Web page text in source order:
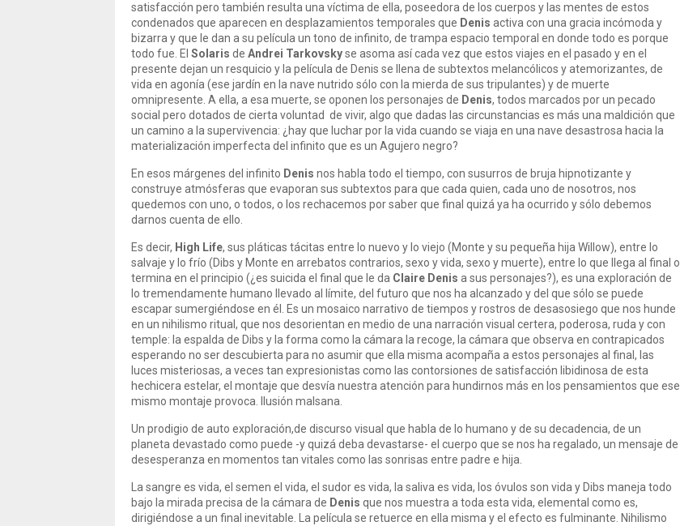
satisfacción pero también resulta una víctima de ella, poseedora de los cuerpos y las mentes de estos
condenados que aparecen en desplazamientos temporales que Denis activa con una gracia incómoda y
bizarra y que le dan a su película un tono de infinito, de trampa espacio temporal en donde todo es porque
todo fue. El Solaris de Andrei Tarkovskyse asoma así cada vez que estos viajes en el pasado y en el
presente dejan un resquicio y la película de Denis se llena de subtextos melancólicos y atemorizantes, de
vida en agonía (ese jardín en la nave nutrido sólo con la mierda de sus tripulantes) y de muerte
omnipresente. A ella, a esa muerte, se oponen los personajes de Denis, todos marcados por un pecado
social pero dotados de cierta voluntad de vivir, algo que dadas las circunstancias es más una maldición que
un camino a la supervivencia: ¿hay que luchar por la vida cuando se viaja en una nave desastrosa hacia la
materialización imperfecta del infinito que es un Agujero negro?
En esos márgenes del infinito Denis nos habla todo el tiempo, con susurros de bruja hipnotizante y
construye atmósferas que evaporan sus subtextos para que cada quien, cada uno de nosotros, nos
quedemos con uno, o todos, o los rechacemos por saber que final quizá ya ha ocurrido y sólo debemos
darnos cuenta de ello.
Es decir, High Life, sus pláticas tácitas entre lo nuevo y lo viejo (Monte y su pequeña hija Willow), entre lo
salvaje y lo frío (Dibs y Monte en arrebatos contrarios, sexo y vida, sexo y muerte), entre lo que llega al final o
termina en el principio (¿es suicida el final que le da Claire Denis a sus personajes?), es una exploración de
lo tremendamente humano llevado al límite, del futuro que nos ha alcanzado y del que sólo se puede
escapar sumergiéndose en él. Es un mosaico narrativo de tiempos y rostros de desasosiego que nos hunde
en un nihilismo ritual, que nos desorientan en medio de una narración visual certera, poderosa, ruda y con
temple: la espalda de Dibs y la forma como la cámara la recoge, la cámara que observa en contrapicados
esperando no ser descubierta para no asumir que ella misma acompaña a estos personajes al final, las
luces misteriosas, a veces tan expresionistas como las contorsiones de satisfacción libidinosa de esta
hechicera estelar, el montaje que desvía nuestra atención para hundirnos más en los pensamientos que ese
mismo montaje provoca. Ilusión malsana.
Un prodigio de auto exploración,de discurso visual que habla de lo humano y de su decadencia, de un
planeta devastado como puede -y quizá deba devastarse- el cuerpo que se nos ha regalado, un mensaje de
desesperanza en momentos tan vitales como las sonrisas entre padre e hija.
La sangre es vida, el semen el vida, el sudor es vida, la saliva es vida, los óvulos son vida y Dibs maneja todo
bajo la mirada precisa de la cámara de Denis que nos muestra a toda esta vida, elemental como es,
dirigiéndose a un final inevitable. La película se retuerce en ella misma y el efecto es fulminante. Nihilismo